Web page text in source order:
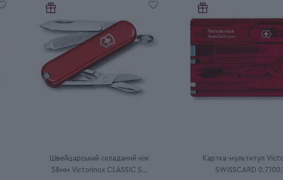
Швейцарський складаний ніж
58мм Victorinox CLASSIC SD
Картка-мультитул
SWISSCARD